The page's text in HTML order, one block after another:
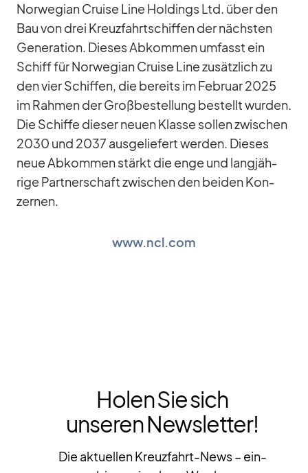
Nor­we­gian Cruise Line Hol­dings Ltd. über den
Bau von drei Kreuz­fahrt­schif­fen der nächs­ten
Ge­ne­ra­tion. Die­ses Ab­kom­men um­fasst ein
Schiff für Nor­we­gian Cruise Line zu­sätz­lich zu
den vier Schif­fen, die be­reits im Fe­bruar 2025
im Rah­men der Groß­be­stel­lung be­stellt wur­den.
Die Schiffe die­ser neuen Klasse sol­len zwi­schen
2030 und 2037 aus­ge­lie­fert wer­den. Die­ses
neue Ab­kom­men stärkt die enge und lang­jäh­
rige Part­ner­schaft zwi­schen den bei­den Kon­
zer­nen.
www.ncl.com
Holen Sie sich
unseren Newsletter!
Die aktuellen Kreuzfahrt-News – ein-